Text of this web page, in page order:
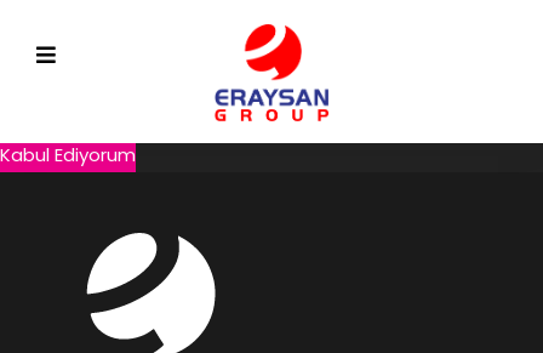
kullanıyoruz. Çerez kullanım bildirimini kapatarak veya web sitesini
kullanmaya devam ederek, ERAYSAN’un Çerez Politikası’nda
belirtilen koşulları kabul etmiş olursunuz.
Kabul Ediyorum